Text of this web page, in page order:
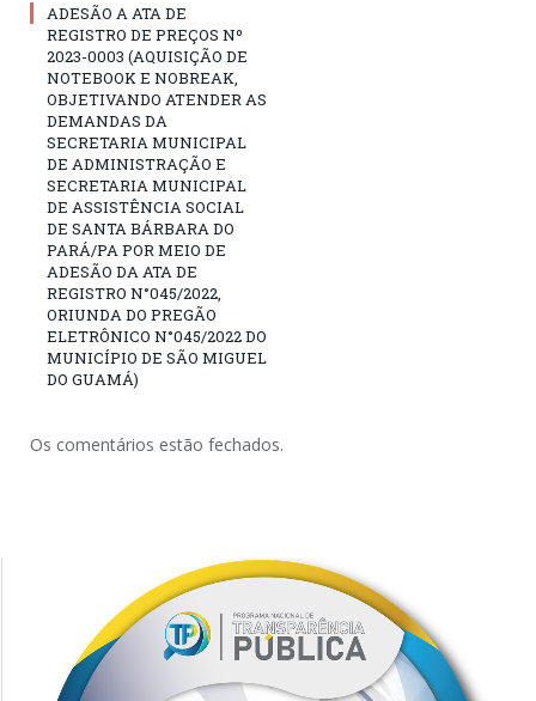
ADESÃO A ATA DE
REGISTRO DE PREÇOS Nº
2023-0003 (AQUISIÇÃO DE
NOTEBOOK E NOBREAK,
OBJETIVANDO ATENDER AS
DEMANDAS DA
SECRETARIA MUNICIPAL
DE ADMINISTRAÇÃO E
SECRETARIA MUNICIPAL
DE ASSISTÊNCIA SOCIAL
DE SANTA BÁRBARA DO
PARÁ/PA POR MEIO DE
ADESÃO DA ATA DE
REGISTRO N°045/2022,
ORIUNDA DO PREGÃO
ELETRÔNICO N°045/2022 DO
MUNICÍPIO DE SÃO MIGUEL
DO GUAMÁ)
Os comentários estão fechados.